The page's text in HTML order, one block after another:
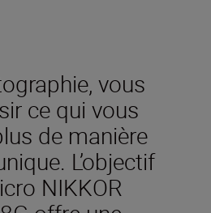
vous
ce qui vous
de manière
L’objectif
NIKKOR